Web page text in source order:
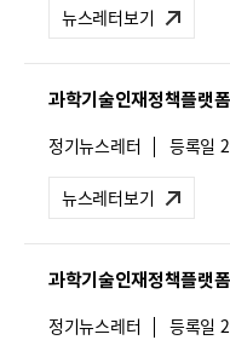
레
터
유
형
:
뉴스레터보기
과학기술인재정책플랫
뉴
레
터
유
형
:
정기뉴스레터 등록일
뉴스레터보기
과학기술인재정책플랫
뉴
정기뉴스레터 등록일